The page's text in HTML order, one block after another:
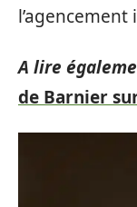
l’agencement
A lire
de Barnier